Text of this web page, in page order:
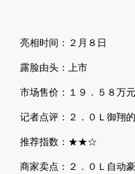
亮相时间：２月８日
露脸由头：上市
市场售价：１９．５８万元
记者点评：２．０Ｌ御翔的
推荐指数：★★☆
商家卖点：２．０Ｌ自动豪